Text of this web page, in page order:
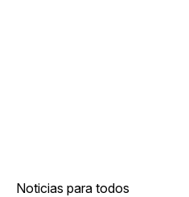
Noticias para todos